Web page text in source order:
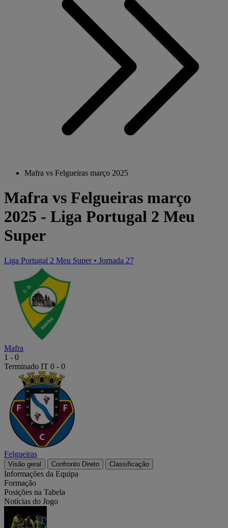
Mafra vs Felgueiras março 2025
Mafra vs Felgueiras março
2025 - Liga Portugal 2 Meu
Super
Liga Portugal 2 Meu Super • Jornada 27
Mafra
1 - 0
Terminado IT 0 - 0
Felgueiras
Visão geral Confronto Direto Classificação
Informações da Equipa
Formação
Posições na Tabela
Notícias do Jogo